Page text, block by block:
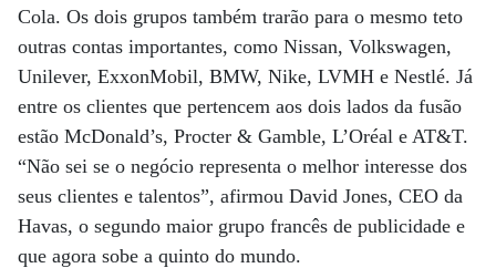
Cola. Os dois grupos também trarão para o mesmo teto
outras contas importantes, como Nissan, Volkswagen,
Unilever, ExxonMobil, BMW, Nike, LVMH e Nestlé. Já
entre os clientes que pertencem aos dois lados da fusão
estão McDonald’s, Procter & Gamble, L’Oréal e AT&T.
“Não sei se o negócio representa o melhor interesse dos
seus clientes e talentos”, afirmou David Jones, CEO da
Havas, o segundo maior grupo francês de publicidade e
que agora sobe a quinto do mundo.